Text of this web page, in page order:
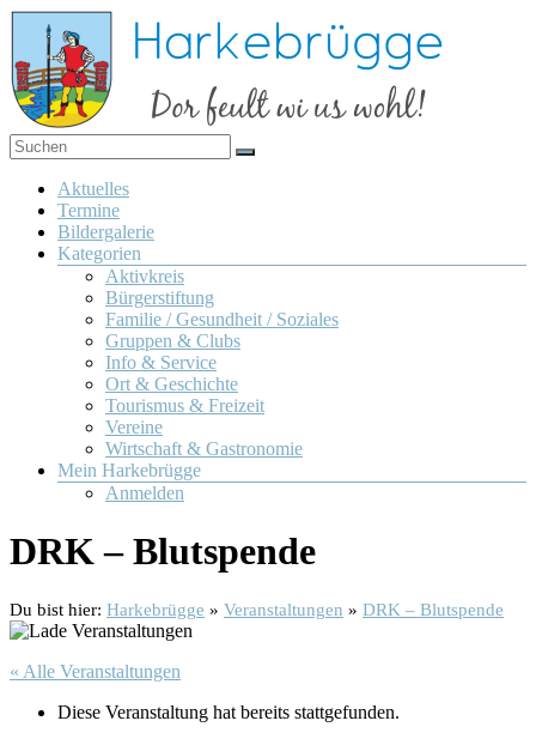
Zum
Inhalt
springen
Harkebrügge
Dor
feult
wi us
wohl!
Menü
Aktuelles
Termine
Bildergalerie
Kategorien
Aktivkreis
Bürgerstiftung
Familie / Gesundheit / Soziales
Gruppen & Clubs
Info & Service
Ort & Geschichte
Tourismus & Freizeit
Vereine
Wirtschaft & Gastronomie
Mein Harkebrügge
Anmelden
DRK – Blutspende
Du bist hier: Harkebrügge » Veranstaltungen » DRK – Blutspende
« Alle Veranstaltungen
Diese Veranstaltung hat bereits stattgefunden.